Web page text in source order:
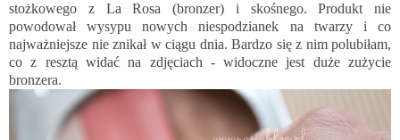
stożkowego z La Rosa (bronzer) i skośnego. Produkt nie
powodował wysypu nowych niespodzianek na twarzy i co
najważniejsze nie znikał w ciągu dnia. Bardzo się z nim polubiłam,
co z resztą widać na zdjęciach - widoczne jest duże zużycie
bronzera.